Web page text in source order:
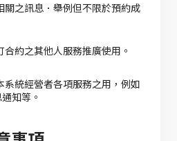
關之訊息．舉例但不限於預約成
約之其他人服務推廣使用。
系統經營者各項服務之用，例如
知等。